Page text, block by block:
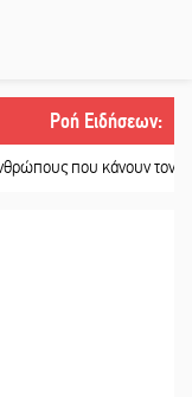
Ροή Ειδήσεων:
που κάνουν τον κόσμο